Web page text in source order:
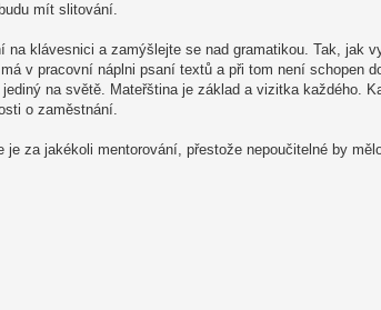
mít slitování.
klávesnici a zamýšlejte se nad gramatikou. Tak, jak
v pracovní náplni psaní textů a při tom není schopen
na světě. Mateřština je základ a vizitka každého.
o zaměstnání.
za jakékoli mentorování, přestože nepoučitelné by